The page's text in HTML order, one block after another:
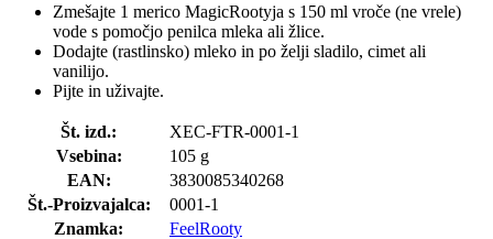
Zmešajte 1 merico MagicRootyja s 150 ml vroče (ne vrele)
vode s pomočjo penilca mleka ali žlice.
Dodajte (rastlinsko) mleko in po želji sladilo, cimet ali
vanilijo.
Pijte in uživajte.
Št. izd.:
XEC-FTR-0001-1
Vsebina:
105 g
EAN:
3830085340268
Št.-Proizvajalca:
0001-1
Znamka:
FeelRooty